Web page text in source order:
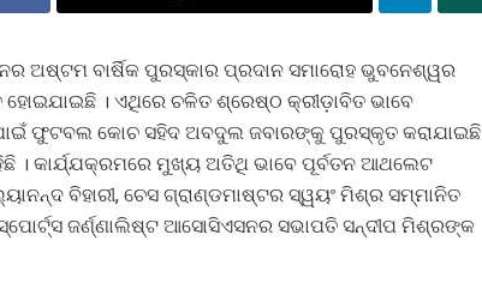
ଅଷ୍ଟମ ବାର୍ଷିକ ପୁରସ୍କାର ପ୍ରଦାନ ସମାରୋହ ଭୁବନେଶ୍ୱର
। ଏଥିରେ ଚଳିତ ଶ୍ରେଷ୍ଠ କ୍ରୀଡ଼ାବିତ ଭାବେ
ପାଇଁ ଫୁଟବଲ କୋଚ ସହିଦ ଅବଦୁଲ ଜବାରଙ୍କୁ ପୁରସ୍କୃତ କରାଯାଇଛି
। କାର୍ଯ୍ଯକ୍ରମରେ ମୁଖ୍ୟ ଅତିଥି ଭାବେ ପୂର୍ବତନ ଆଥଲେଟ
ବିହାରୀ, ଚେସ ଗ୍ରାଣ୍ଡମାଷ୍ଟର ସ୍ୱୟଂ ମିଶ୍ର ସମ୍ମାନିତ
ଜର୍ଣ୍ଣାଲିଷ୍ଟ ଆସୋସିଏସନର ସଭାପତି ସନ୍ଦୀପ ମିଶ୍ରଙ୍କ